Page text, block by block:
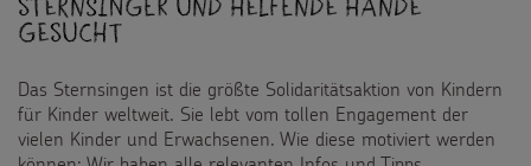
gesucht
Das Sternsingen ist die größte Solidaritätsaktion von Kindern
für Kinder weltweit. Sie lebt vom tollen Engagement der
vielen Kinder und Erwachsenen. Wie diese motiviert werden